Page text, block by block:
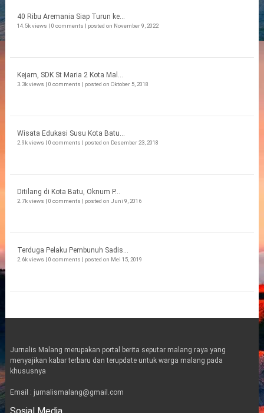
40 Ribu Aremania Siap Turun ke...
14.5k views | 0 comments | posted on November 9, 2022
Kejam, SDK St Maria 2 Kota Mal...
3.3k views | 0 comments | posted on Oktober 5, 2018
Wisata Edukasi Susu Kota Batu...
2.9k views | 0 comments | posted on Desember 23, 2018
Ditilang di Kota Batu, Oknum P...
2.7k views | 0 comments | posted on Juni 9, 2016
Terduga Pelaku Pembunuh Sadis...
2.6k views | 0 comments | posted on Mei 15, 2019
Jurnalis Malang merupakan portal berita seputar malang raya yang
menyajikan kabar terbaru dan terupdate untuk warga malang pada
khususnya
Email : jurnalismalang@gmail.com